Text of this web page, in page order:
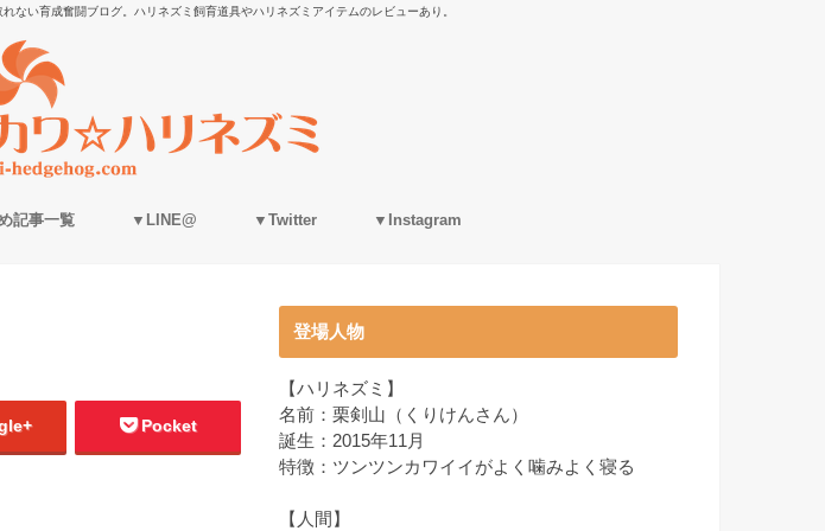
ない育成奮闘ブログ。ハリネズミ飼育道具やハリネズミアイテムのレビューあり。
記事一覧 ▼LINE@ ▼Twitter ▼Instagram
Pocket
登場人物
【ハリネズミ】
名前：栗剣山（くりけんさん）
誕生：2015年11月
特徴：ツンツンカワイイがよく噛みよく寝る
【人間】